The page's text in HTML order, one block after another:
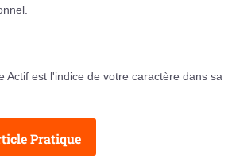
est l'indice de votre caractère dans sa
Pratique